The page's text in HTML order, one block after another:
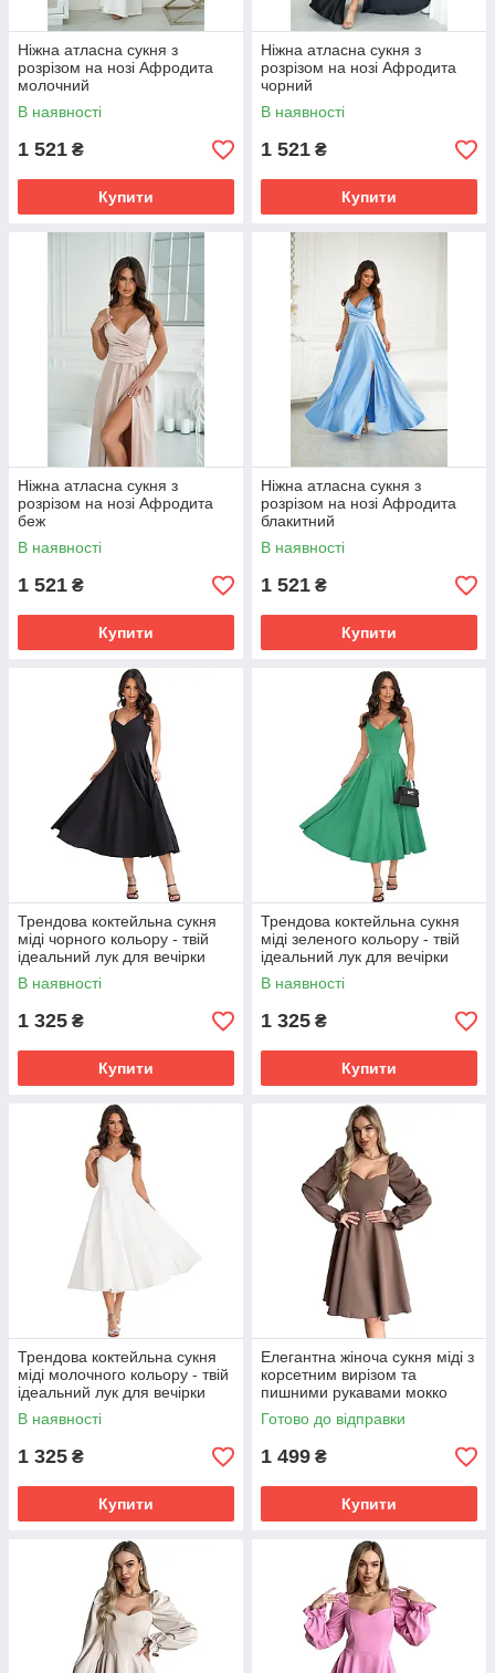
Ніжна атласна сукня з
розрізом на нозі Афродита
молочний
В наявності
1 521 ₴
Купити
Ніжна атласна сукня з
розрізом на нозі Афродита
чорний
В наявності
1 521 ₴
Купити
Ніжна атласна сукня з
розрізом на нозі Афродита
беж
В наявності
1 521 ₴
Купити
Ніжна атласна сукня з
розрізом на нозі Афродита
блакитний
В наявності
1 521 ₴
Купити
Трендова коктейльна сукня
міді чорного кольору - твій
ідеальний лук для вечірки
В наявності
1 325 ₴
Купити
Трендова коктейльна сукня
міді зеленого кольору - твій
ідеальний лук для вечірки
В наявності
1 325 ₴
Купити
Трендова коктейльна сукня
міді молочного кольору - твій
ідеальний лук для вечірки
В наявності
1 325 ₴
Купити
Елегантна жіноча сукня міді з
корсетним вирізом та
пишними рукавами мокко
Готово до відправки
1 499 ₴
Купити